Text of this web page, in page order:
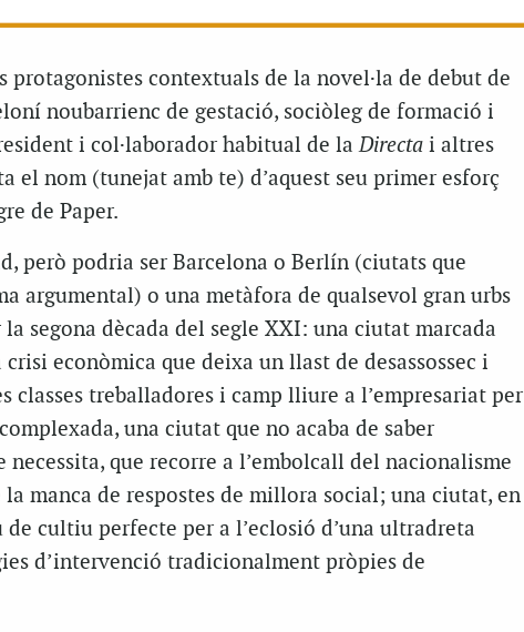
protagonistes contextuals de la novel·la de debut de
noubarrienc de gestació, sociòleg de formació i
i col·laborador habitual de laDirectai altres
el nom (tunejat amb te) d’aquest seu primer esforç
de Paper.
però podria ser Barcelona o Berlín (ciutats que
argumental) o una metàfora de qualsevol gran urbs
segona dècada del segle XXI: una ciutat marcada
econòmica que deixa un llast de desassossec i
classes treballadores i camp lliure a l’empresariat per
una ciutat que no acaba de saber
que recorre a l’embolcall del nacionalisme
manca de respostes de millora social; una ciutat, en
cultiu perfecte per a l’eclosió d’una ultradreta
d’intervenció tradicionalment pròpies de